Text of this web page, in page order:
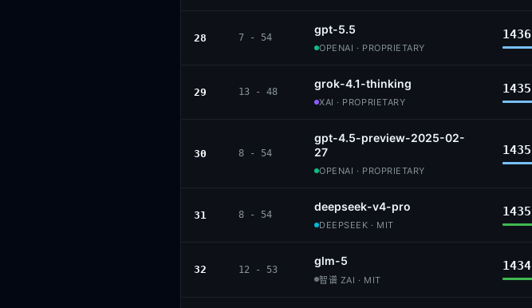
28 7 - 54
gpt-5.5
OPENAI · PROPRIETARY
1436
29 13 - 48
grok-4.1-thinking
XAI · PROPRIETARY
1435
30 8 - 54
gpt-4.5-preview-2025-02-
27
OPENAI · PROPRIETARY
1435
31 8 - 54
deepseek-v4-pro
DEEPSEEK · MIT
1435
32 12 - 53
glm-5
智谱 ZAI · MIT
1434